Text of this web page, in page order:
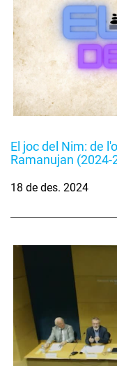
El joc del Nim: de
Ramanujan (2024-
18 de des. 2024